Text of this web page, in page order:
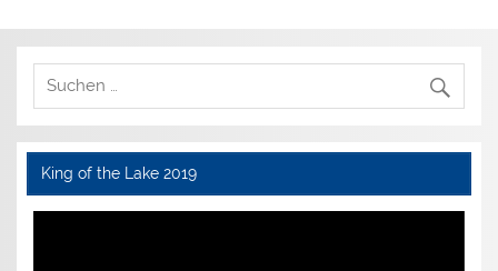
King of the Lake 2019
Video-